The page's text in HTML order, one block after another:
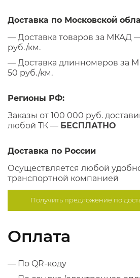
Доставка по Московской
— Доставка товаров за МКАД —
руб./км.
— Доставка длинномеров за
50 руб./км.
Регионы РФ:
Заказы от 100 000 руб.
любой ТК — БЕСПЛАТНО
Доставка по России
Осуществляется любой
транспортной компанией
Получить предложение по
Оплата
— По QR-коду